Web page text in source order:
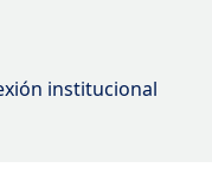
institucional